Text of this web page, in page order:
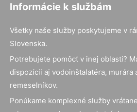
Informácie k službám
Všetky naše služby poskytujeme v
Slovenska.
Potrebujete pomôcť v inej oblasti?
dispozícii aj vodoinštalatéra, murára
remeselníkov.
Ponúkame komplexné služby